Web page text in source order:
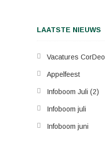
LAATSTE NIEUWS
Vacatures CorDeo
Appelfeest
Infoboom Juli (2)
Infoboom juli
Infoboom juni